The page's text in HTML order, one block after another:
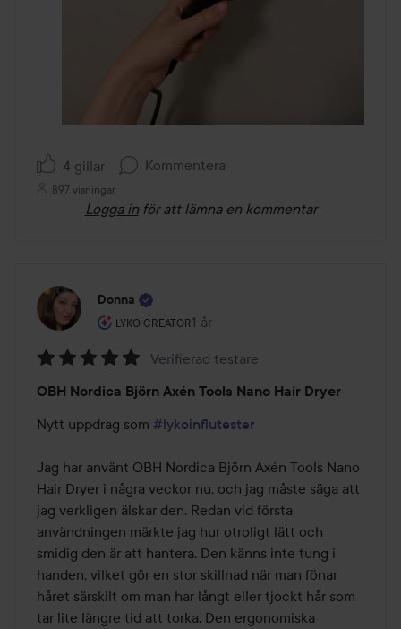
4 gillar Kommentera
897 visningar
Logga in för att lämna en kommentar
Donna
LYKO CREATOR
Användarens roll: Lyko Creator.
1 år
Inlägget skapades 1 år
5
av
Verifierad testare
OBH Nordica Björn Axén Tools Nano Hair Dryer
Nytt uppdrag som #lykoinflutester
Jag har använt OBH Nordica Björn Axén Tools Nano
Hair Dryer i några veckor nu, och jag måste säga att
jag verkligen älskar den. Redan vid första
användningen märkte jag hur otroligt lätt och
smidig den är att hantera. Den känns inte tung i
handen, vilket gör en stor skillnad när man fönar
håret särskilt om man har långt eller tjockt hår som
tar lite längre tid att torka. Den ergonomiska